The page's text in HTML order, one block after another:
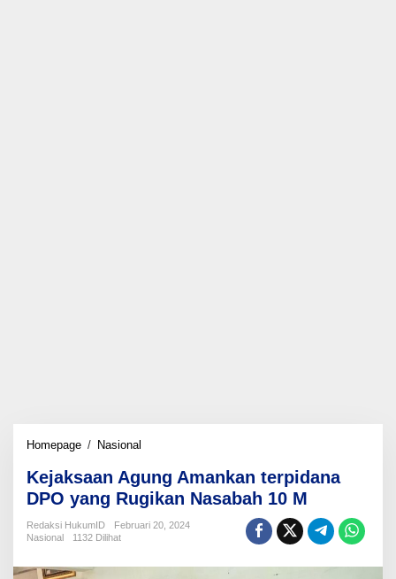
Homepage / Nasional
Amankan
terpidana
DPO
yang
Kejaksaan Agung Amankan terpidana
DPO yang Rugikan Nasabah 10 M
Redaksi HukumID
Februari 20, 2024
Nasional
1132 Dilihat